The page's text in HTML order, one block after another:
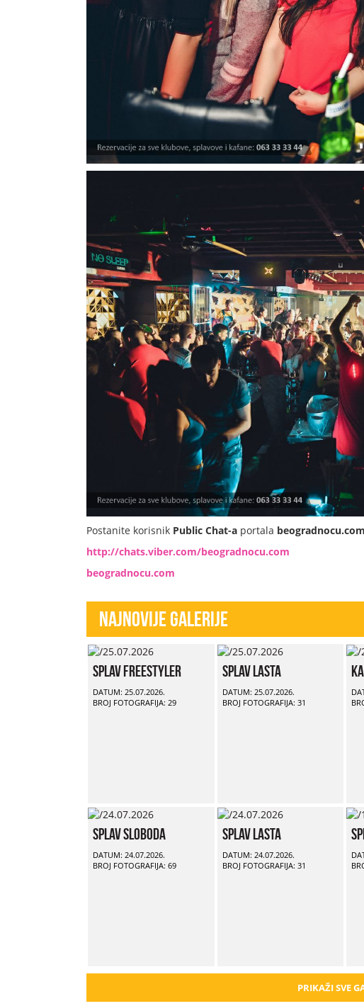
Postanite korisnik Public Chat-a portala beogradnocu.com
http://chats.viber.com/beogradnocu.com
beogradnocu.com
Najnovije Galerije
Splav Freestyler
DATUM: 25.07.2026.
BROJ FOTOGRAFIJA: 29
Splav Lasta
DATUM: 25.07.2026.
BROJ FOTOGRAFIJA: 31
Splav Sloboda
DATUM: 24.07.2026.
BROJ FOTOGRAFIJA: 69
Splav Lasta
DATUM: 24.07.2026.
BROJ FOTOGRAFIJA: 31
PRIKAŽI SVE